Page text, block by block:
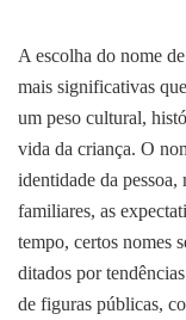
A escolha do nome
mais significativas
um peso cultural,
vida da criança. O
identidade da pessoa,
familiares, as
tempo, certos nomes
ditados por
de figuras públicas,